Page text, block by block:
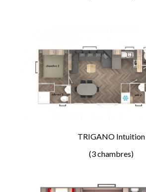
TRIGANO Intuition
(3 chambres)